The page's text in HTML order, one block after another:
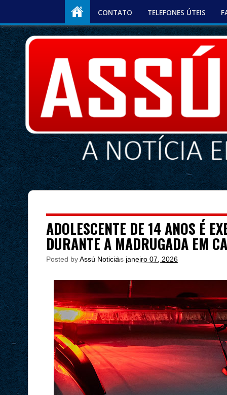
CONTATO TELEFONES ÚTEIS
ADOLESCENTE DE 14 ANOS É
DURANTE A MADRUGADA EM
Posted byAssú Noticia
às janeiro 07, 2026